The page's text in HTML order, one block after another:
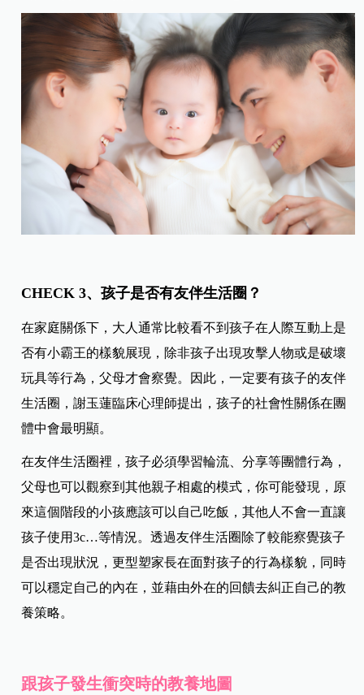
CHECK 3、孩子是否有友伴生活圈？
在家庭關係下，大人通常比較看不到孩子在人際互動上是
否有小霸王的樣貌展現，除非孩子出現攻擊人物或是破壞
玩具等行為，父母才會察覺。因此，一定要有孩子的友伴
生活圈，謝玉蓮臨床心理師提出，孩子的社會性關係在團
體中會最明顯。
在友伴生活圈裡，孩子必須學習輪流、分享等團體行為，
父母也可以觀察到其他親子相處的模式，你可能發現，原
來這個階段的小孩應該可以自己吃飯，其他人不會一直讓
孩子使用3c…等情況。透過友伴生活圈除了較能察覺孩子
是否出現狀況，更型塑家長在面對孩子的行為樣貌，同時
可以穩定自己的內在，並藉由外在的回饋去糾正自己的教
養策略。
跟孩子發生衝突時的教養地圖